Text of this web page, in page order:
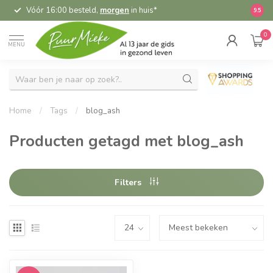
Vóór 16:00 besteld, morgen in huis* 9.5
MENU
0
Home / Tags / blog_ash
Producten getagd met blog_ash
Filters